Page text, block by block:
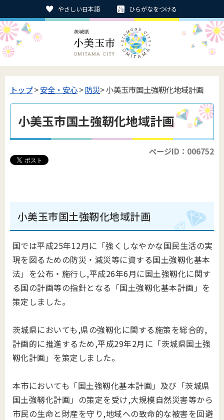
やさしい日本語 ひらがなをつける
トップ>安全・安心>防災> 小美玉市国土強靭化地域計画
小美玉市国土強靭化地域計画
ページID：006752
小美玉市国土強靭化地域計画
国では平成25年12月に「強くしなやかな国民生活の実
現を図るための防災・減災等に資する国土強靱化基本
法」を公布・施行し,平成26年6月に国土強靱化に関す
る国の計画等の指針となる「国土強靱化基本計画」を
策定しました。
茨城県においても,県の強靱化に関する施策を総合的,
計画的に推進するため,平成29年2月に「茨城県国土強
靱化計画」を策定しました。
本市においても「国土強靱化基本計画」及び「茨城県
国土強靱化計画」の策定を受け,大規模自然災害等から
市民の生命と財産を守り,地域への致命的な被害を回避